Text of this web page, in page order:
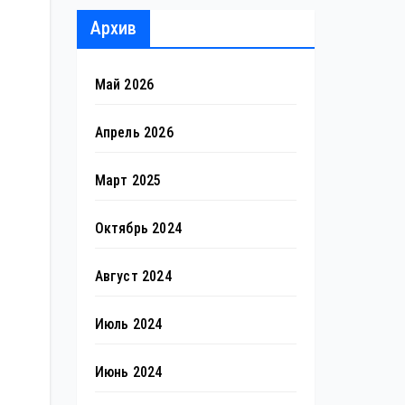
Архив
Май 2026
Апрель 2026
Март 2025
Октябрь 2024
Август 2024
Июль 2024
Июнь 2024